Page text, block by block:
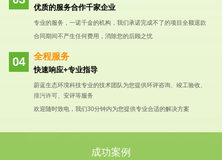
优质的服务合作千家企业
专业的服务，一诺千金的机构，我们承诺完成不了的项目全额退款
合同期间不产生任何费用，消除您的后顾之忧
全程服务
快速响应+专业指导
蔚蓝生态环境科技专业的技术团队为您提供环评咨询、竣工验收、
排污许可、安评等服务
欢迎随时致电，我们30分钟内为您提供专业合适的解决方案
成功案例